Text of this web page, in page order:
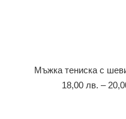
Мъжка тениска с
18,00 лв. –